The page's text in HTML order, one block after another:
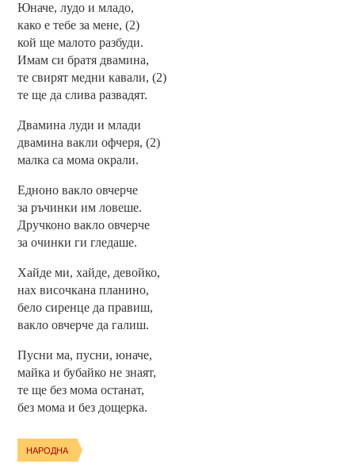
Юначе, лудо и младо,
како е тебе за мене, (2)
кой ще малото разбуди.
Имам си братя двамина,
те свирят медни кавали, (2)
те ще да слива развадят.
Двамина луди и млади
двамина вакли офчеря, (2)
малка са мома окрали.
Едноно вакло овчерче
за ръчинки им ловеше.
Дручконо вакло овчерче
за очинки ги гледаше.
Хайде ми, хайде, девойко,
нах височкана планино,
бело сиренце да правиш,
вакло овчерче да галиш.
Пусни ма, пусни, юначе,
майка и бубайко не знаят,
те ще без мома останат,
без мома и без дощерка.
НАРОДНА